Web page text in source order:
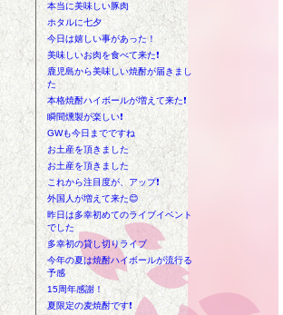
本当に美味しい豚肉
ホタルに七夕
今日は嬉しい事があった！
美味しいお肉を食べて来た❗
鹿児島から美味しい焼酎が届きまし
た
本格焼酎ハイボールが増えて来た❗
瞬間燻製が楽しい❗
GWも今日までですね
お土産を頂きました
お土産を頂きました
これから注目度が、アップ❗
外国人が増えて来た😊
昨日は多幸初めてのライブイベント
でした
多幸初の貸し切りライブ
今年の夏は焼酎ハイボールが流行る
予感
15周年感謝！
夏限定の麦焼酎です❗